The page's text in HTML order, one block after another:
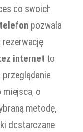
do swoich
pozwala
rezerwację
internet to
miejsca, o
metodę,
dostarczane